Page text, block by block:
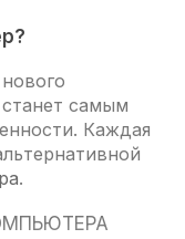
нового
самым
Каждая
.